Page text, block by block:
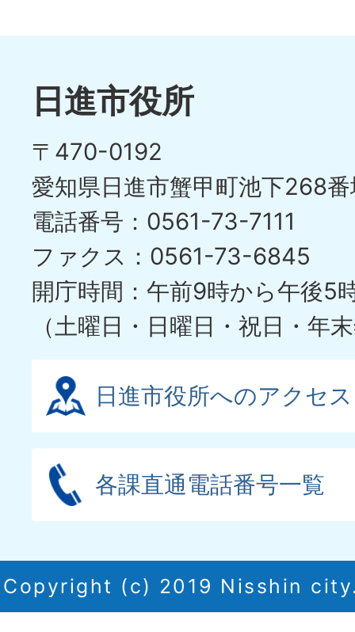
日進市役所
〒470-0192
愛知県日進市蟹甲町池下268
電話番号：0561-73-7111
ファクス：0561-73-6845
開庁時間：午前9時から午後5
（土曜日・日曜日・祝日・年
日進市役所へのアクセス
各課直通電話番号一覧
Copyright (c) 2019 Nisshin